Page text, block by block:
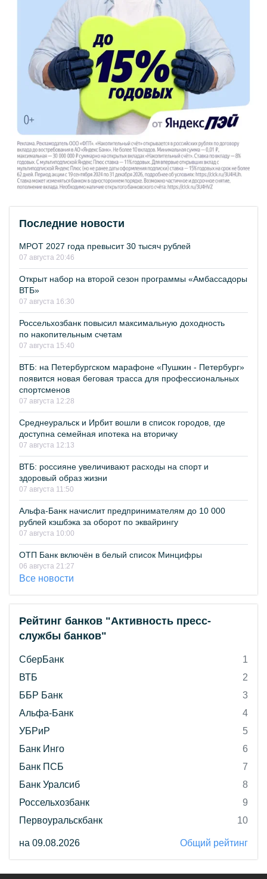
Последние новости
МРОТ 2027 года превысит 30 тысяч рублей
07 августа 20:46
Открыт набор на второй сезон программы «Амбассадоры
ВТБ»
07 августа 16:30
Россельхозбанк повысил максимальную доходность
по накопительным счетам
07 августа 15:40
ВТБ: на Петербургском марафоне «Пушкин - Петербург»
появится новая беговая трасса для профессиональных
спортсменов
07 августа 12:28
Среднеуральск и Ирбит вошли в список городов, где
доступна семейная ипотека на вторичку
07 августа 12:13
ВТБ: россияне увеличивают расходы на спорт и
здоровый образ жизни
07 августа 11:50
Альфа-Банк начислит предпринимателям до 10 000
рублей кэшбэка за оборот по эквайрингу
07 августа 10:00
ОТП Банк включён в белый список Минцифры
06 августа 21:27
Все новости
Рейтинг банков "Активность пресс-
службы банков"
СберБанк
1
ВТБ
2
ББР Банк
3
Альфа-Банк
4
УБРиР
5
Банк Инго
6
Банк ПСБ
7
Банк Уралсиб
8
Россельхозбанк
9
Первоуральскбанк
10
на 09.08.2026 Общий рейтинг